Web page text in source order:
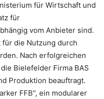
für Wirtschaft und
für
vom Anbieter sind.
die Nutzung durch
Nach erfolgreichen
Bielefelder Firma BAS
Produktion beauftragt.
FFB“, ein modularer